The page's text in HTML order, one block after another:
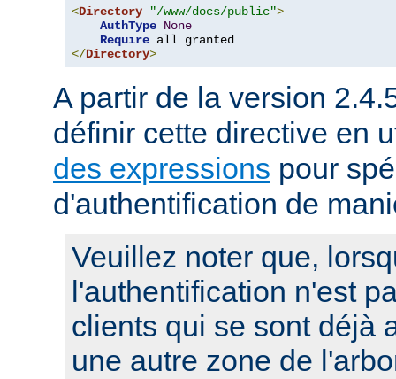
<Directory "/www/docs/public">
AuthType None
Require
</Directory>
A partir de la version
définir cette directive en
des expressions pour
d'authentification de
Veuillez noter que,
l'authentification n'est
clients qui se sont déjà
une autre zone de